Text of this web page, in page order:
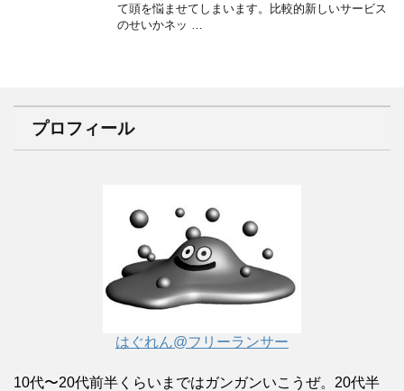
て頭を悩ませてしまいます。比較的新しいサービス
のせいかネッ …
プロフィール
はぐれん@フリーランサー
10代〜20代前半くらいまではガンガンいこうぜ。20代半